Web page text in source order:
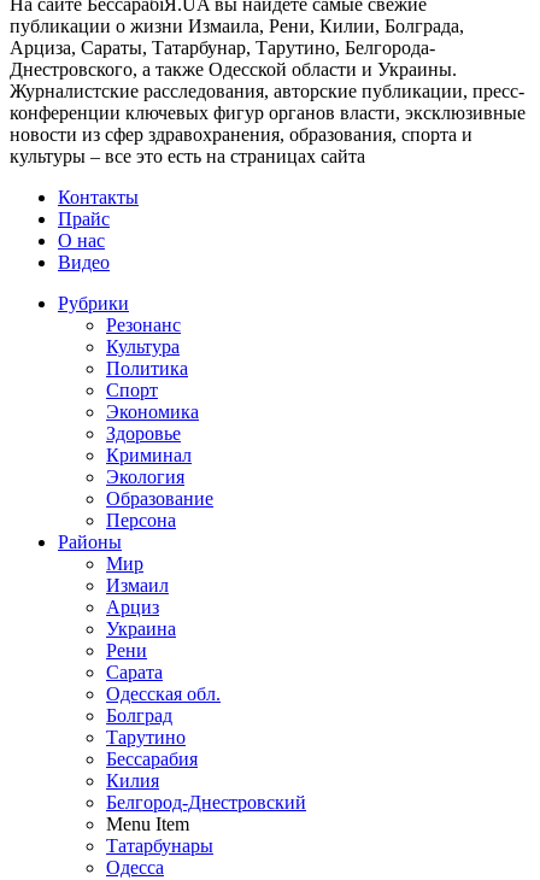
На сайте БессарабіЯ.UA вы найдете самые свежие
публикации о жизни Измаила, Рени, Килии, Болграда,
Арциза, Сараты, Татарбунар, Тарутино, Белгорода-
Днестровского, а также Одесской области и Украины.
Журналистские расследования, авторские публикации, пресс-
конференции ключевых фигур органов власти, эксклюзивные
новости из сфер здравохранения, образования, спорта и
культуры – все это есть на страницах сайта
Контакты
Прайс
О нас
Видео
Рубрики
Резонанс
Культура
Политика
Спорт
Экономика
Здоровье
Криминал
Экология
Образование
Персона
Районы
Мир
Измаил
Арциз
Украина
Рени
Сарата
Одесская обл.
Болград
Тарутино
Бессарабия
Килия
Белгород-Днестровский
Menu Item
Татарбунары
Одесса